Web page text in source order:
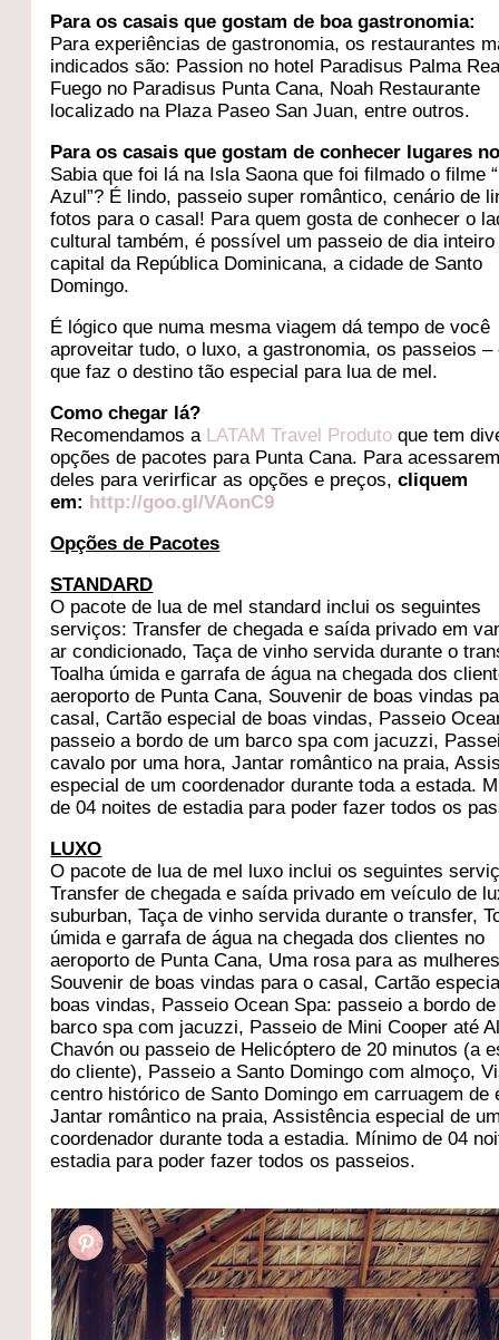
Para os casais que gostam de boa gastronomia:
Para experiências de gastronomia, os restaurantes
indicados são: Passion no hotel Paradisus Palma
Fuego no Paradisus Punta Cana, Noah Restaurante
localizado na Plaza Paseo San Juan, entre outros.
Para os casais que gostam de conhecer lugares
Sabia que foi lá na Isla Saona que foi filmado o filme
Azul”? É lindo, passeio super romântico, cenário de
fotos para o casal! Para quem gosta de conhecer o
cultural também, é possível um passeio de dia inteiro
capital da República Dominicana, a cidade de Santo
Domingo.
É lógico que numa mesma viagem dá tempo de você
aproveitar tudo, o luxo, a gastronomia, os passeios –
que faz o destino tão especial para lua de mel.
Como chegar lá?
Recomendamos a LATAM Travel Produto que tem
opções de pacotes para Punta Cana. Para
deles para verirficar as opções e preços,cliquem
em: http://goo.gl/VAonC9
Opções de Pacotes
STANDARD
O pacote de lua de mel standard inclui os seguintes
serviços: Transfer de chegada e saída privado em
ar condicionado, Taça de vinho servida durante o
Toalha úmida e garrafa de água na chegada dos
aeroporto de Punta Cana, Souvenir de boas vindas
casal, Cartão especial de boas vindas, Passeio
passeio a bordo de um barco spa com jacuzzi,
cavalo por uma hora, Jantar romântico na praia,
especial de um coordenador durante toda a estada.
de 04 noites de estadia para poder fazer todos os
LUXO
O pacote de lua de mel luxo inclui os seguintes
Transfer de chegada e saída privado em veículo de
suburban, Taça de vinho servida durante o transfer,
úmida e garrafa de água na chegada dos clientes no
aeroporto de Punta Cana, Uma rosa para as
Souvenir de boas vindas para o casal, Cartão
boas vindas, Passeio Ocean Spa: passeio a bordo
barco spa com jacuzzi, Passeio de Mini Cooper até
Chavón ou passeio de Helicóptero de 20 minutos (a
do cliente), Passeio a Santo Domingo com almoço,
centro histórico de Santo Domingo em carruagem de
Jantar romântico na praia, Assistência especial de
coordenador durante toda a estadia. Mínimo de 04
estadia para poder fazer todos os passeios.